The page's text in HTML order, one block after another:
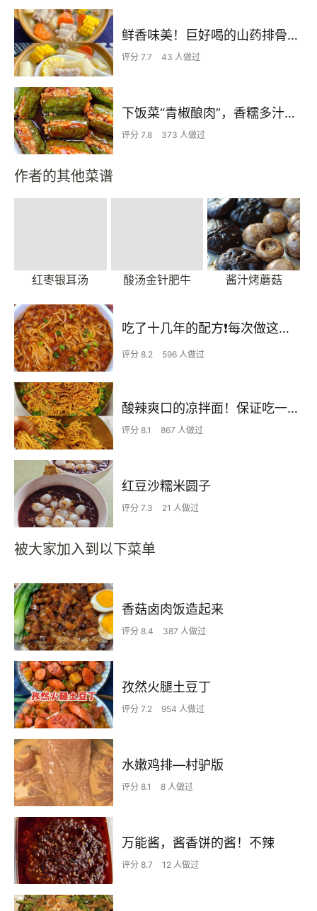
鲜香味美！巨好喝的山药排骨汤！！
评分 7.7 43 人做过
下饭菜“青椒酿肉”，香糯多汁鲜嫩下饭
评分 7.8 373 人做过
作者的其他菜谱
红枣银耳汤 酸汤金针肥牛 酱汁烤蘑菇
吃了十几年的配方❗️每次做这至少吃2碗
评分 8.2 596 人做过
酸辣爽口的凉拌面！保证吃一次就上瘾
评分 8.1 867 人做过
红豆沙糯米圆子
评分 7.3 21 人做过
被大家加入到以下菜单
香菇卤肉饭造起来
评分 8.4 387 人做过
孜然火腿土豆丁
评分 7.2 954 人做过
水嫩鸡排—村驴版
评分 8.1 8 人做过
万能酱，酱香饼的酱！不辣
评分 8.7 12 人做过